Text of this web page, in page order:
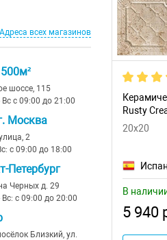
Адреса всех магазинов
шоссе, 115
с 09:00 до 21:00
Москва
2
с 09:00 до 18:00
Петербург
Черных д. 29
с 09:00 до 20:00
Близкий, ул.
Rusty
20x20
В
5 940